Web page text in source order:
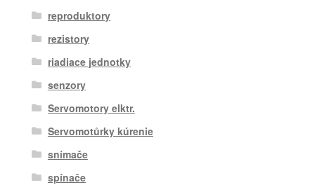
reproduktory
rezistory
riadiace jednotky
senzory
Servomotory elktr.
Servomotůrky kúrenie
snímače
spínače